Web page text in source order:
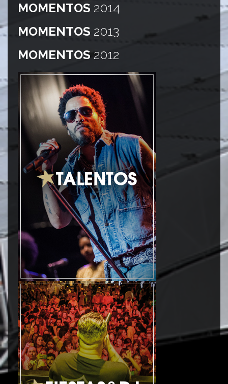
MOMENTOS 2014
MOMENTOS 2013
MOMENTOS 2012